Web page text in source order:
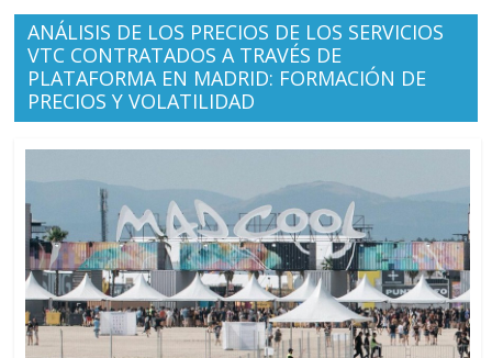
ANÁLISIS DE LOS PRECIOS DE LOS SERVICIOS
VTC CONTRATADOS A TRAVÉS DE
PLATAFORMA EN MADRID: FORMACIÓN DE
PRECIOS Y VOLATILIDAD